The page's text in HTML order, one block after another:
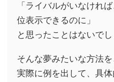
「ライバルがいなけれ
位表示できるのに」
と思ったことはないでし
そんな夢みたいな方法
実際に例を出して、具